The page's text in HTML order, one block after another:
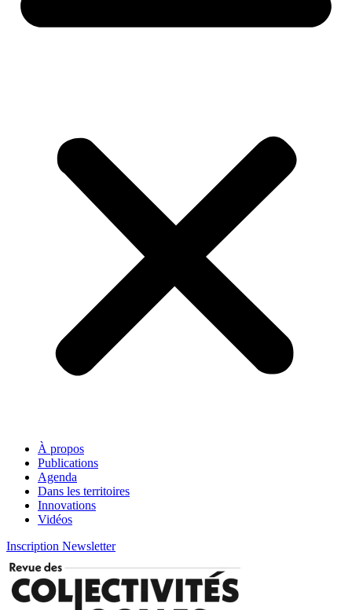
À propos
Publications
Agenda
Dans les territoires
Innovations
Vidéos
Inscription Newsletter